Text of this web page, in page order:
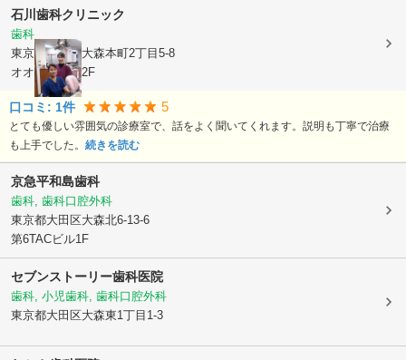
石川歯科クリニック
歯科
東京都大田区大森本町2丁目5-8
オオタカビル2F
口コミ: 1件 5
とても優しい雰囲気の診療室で、話をよく聞いてくれます。説明も丁寧で治療
も上手でした。 続きを読む
京急平和島歯科
歯科, 歯科口腔外科
東京都大田区大森北6-13-6
第6TACビル1F
セブンストーリー歯科医院
歯科, 小児歯科, 歯科口腔外科
東京都大田区大森東1丁目1-3